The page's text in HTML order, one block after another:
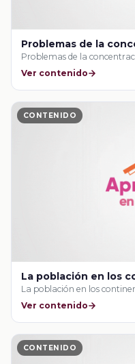
Problemas de la
Problemas de la
Ver contenido
CONTENIDO
La población en los
La población en los
Ver contenido
CONTENIDO